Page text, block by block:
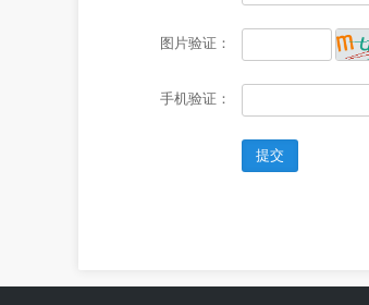
图片验证：
手机验证：
提交